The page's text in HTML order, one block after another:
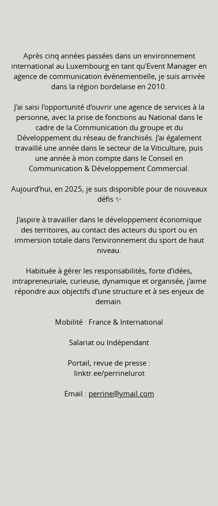
Après cinq années passées dans un environnement
international au Luxembourg en tant qu'Event Manager en
agence de communication événementielle, je suis arrivée
dans la région bordelaise en 2010.
J'ai saisi l'opportunité d'ouvrir une agence de services à la
personne, avec la prise de fonctions au National dans le
cadre de la Communication du groupe et du
Développement du réseau de franchisés. J'ai également
travaillé une année dans le secteur de la Viticulture, puis
une année à mon compte dans le Conseil en
Communication & Développement Commercial.
Aujourd’hui, en 2025, je suis disponible pour de nouveaux
défis ✨
J'aspire à travailler dans le développement économique
des territoires, au contact des acteurs du sport ou en
immersion totale dans l’environnement du sport de haut
niveau.
Habituée à gérer les responsabilités, forte d'idées,
intrapreneuriale, curieuse, dynamique et organisée, j'aime
répondre aux objectifs d'une structure et à ses enjeux de
demain.
Mobilité : France & International
Salariat ou Indépendant
Portail, revue de presse :
linktr.ee/perrinelurot
Email : perrine@ymail.com